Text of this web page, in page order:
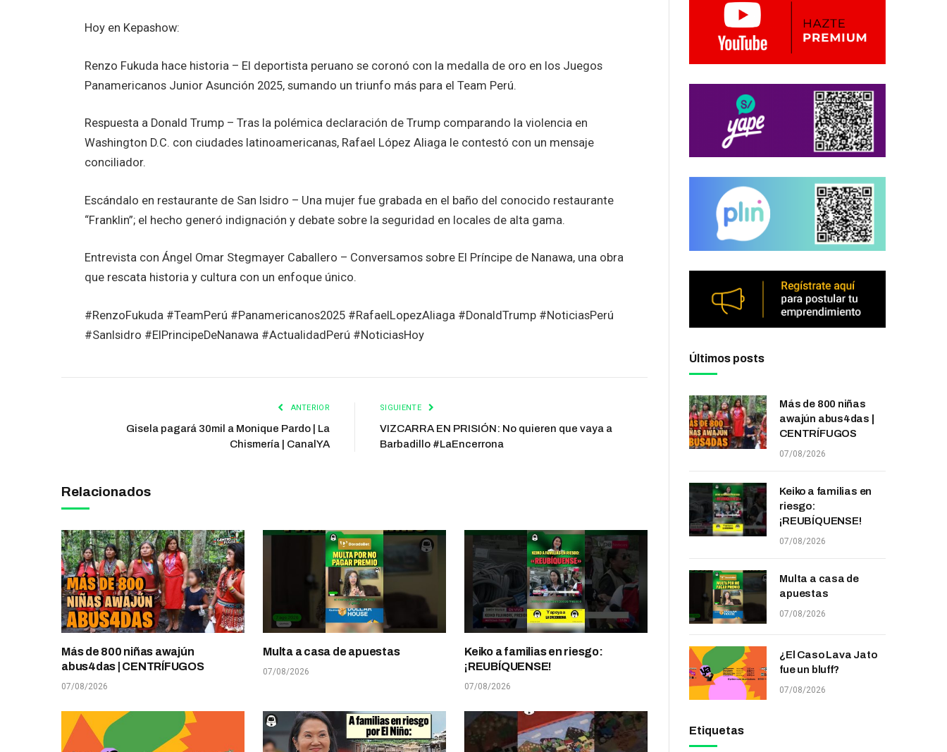
Hoy en Kepashow:
Renzo Fukuda hace historia – El deportista peruano se coronó con la medalla de oro en los Juegos
Panamericanos Junior Asunción 2025, sumando un triunfo más para el Team Perú.
Respuesta a Donald Trump – Tras la polémica declaración de Trump comparando la violencia en
Washington D.C. con ciudades latinoamericanas, Rafael López Aliaga le contestó con un mensaje
conciliador.
Escándalo en restaurante de San Isidro – Una mujer fue grabada en el baño del conocido restaurante
“Franklin”; el hecho generó indignación y debate sobre la seguridad en locales de alta gama.
Entrevista con Ángel Omar Stegmayer Caballero – Conversamos sobre El Príncipe de Nanawa, una obra
que rescata historia y cultura con un enfoque único.
#RenzoFukuda #TeamPerú #Panamericanos2025 #RafaelLopezAliaga #DonaldTrump #NoticiasPerú
#SanIsidro #ElPrincipeDeNanawa #ActualidadPerú #NoticiasHoy
ANTERIOR
Gisela pagará 30mil a Monique Pardo | La
Chismería | CanalYA
SIGUIENTE
VIZCARRA EN PRISIÓN: No quieren que vaya a
Barbadillo #LaEncerrona
Relacionados
Más de 800 niñas awajún
abus4das | CENTRÍFUGOS
07/08/2026
Multa a casa de apuestas
07/08/2026
Keiko a familias en riesgo:
¡REUBÍQUENSE!
07/08/2026
Últimos posts
Más de 800 niñas
awajún abus4das |
CENTRÍFUGOS
07/08/2026
Keiko a familias en
riesgo:
¡REUBÍQUENSE!
07/08/2026
Multa a casa de
apuestas
07/08/2026
¿El Caso Lava Jato
fue un bluff?
07/08/2026
Etiquetas